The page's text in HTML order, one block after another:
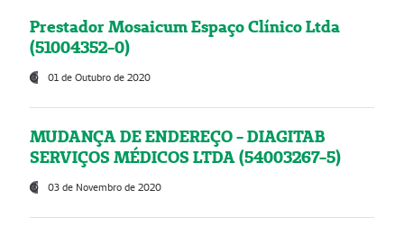
Prestador Mosaicum Espaço Clínico Ltda
(51004352-0)
01 de Outubro de 2020
MUDANÇA DE ENDEREÇO - DIAGITAB
SERVIÇOS MÉDICOS LTDA (54003267-5)
03 de Novembro de 2020